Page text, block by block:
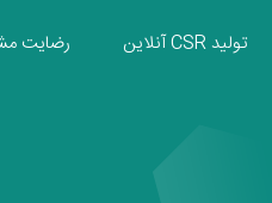
تولید CSR آنلاین رضایت